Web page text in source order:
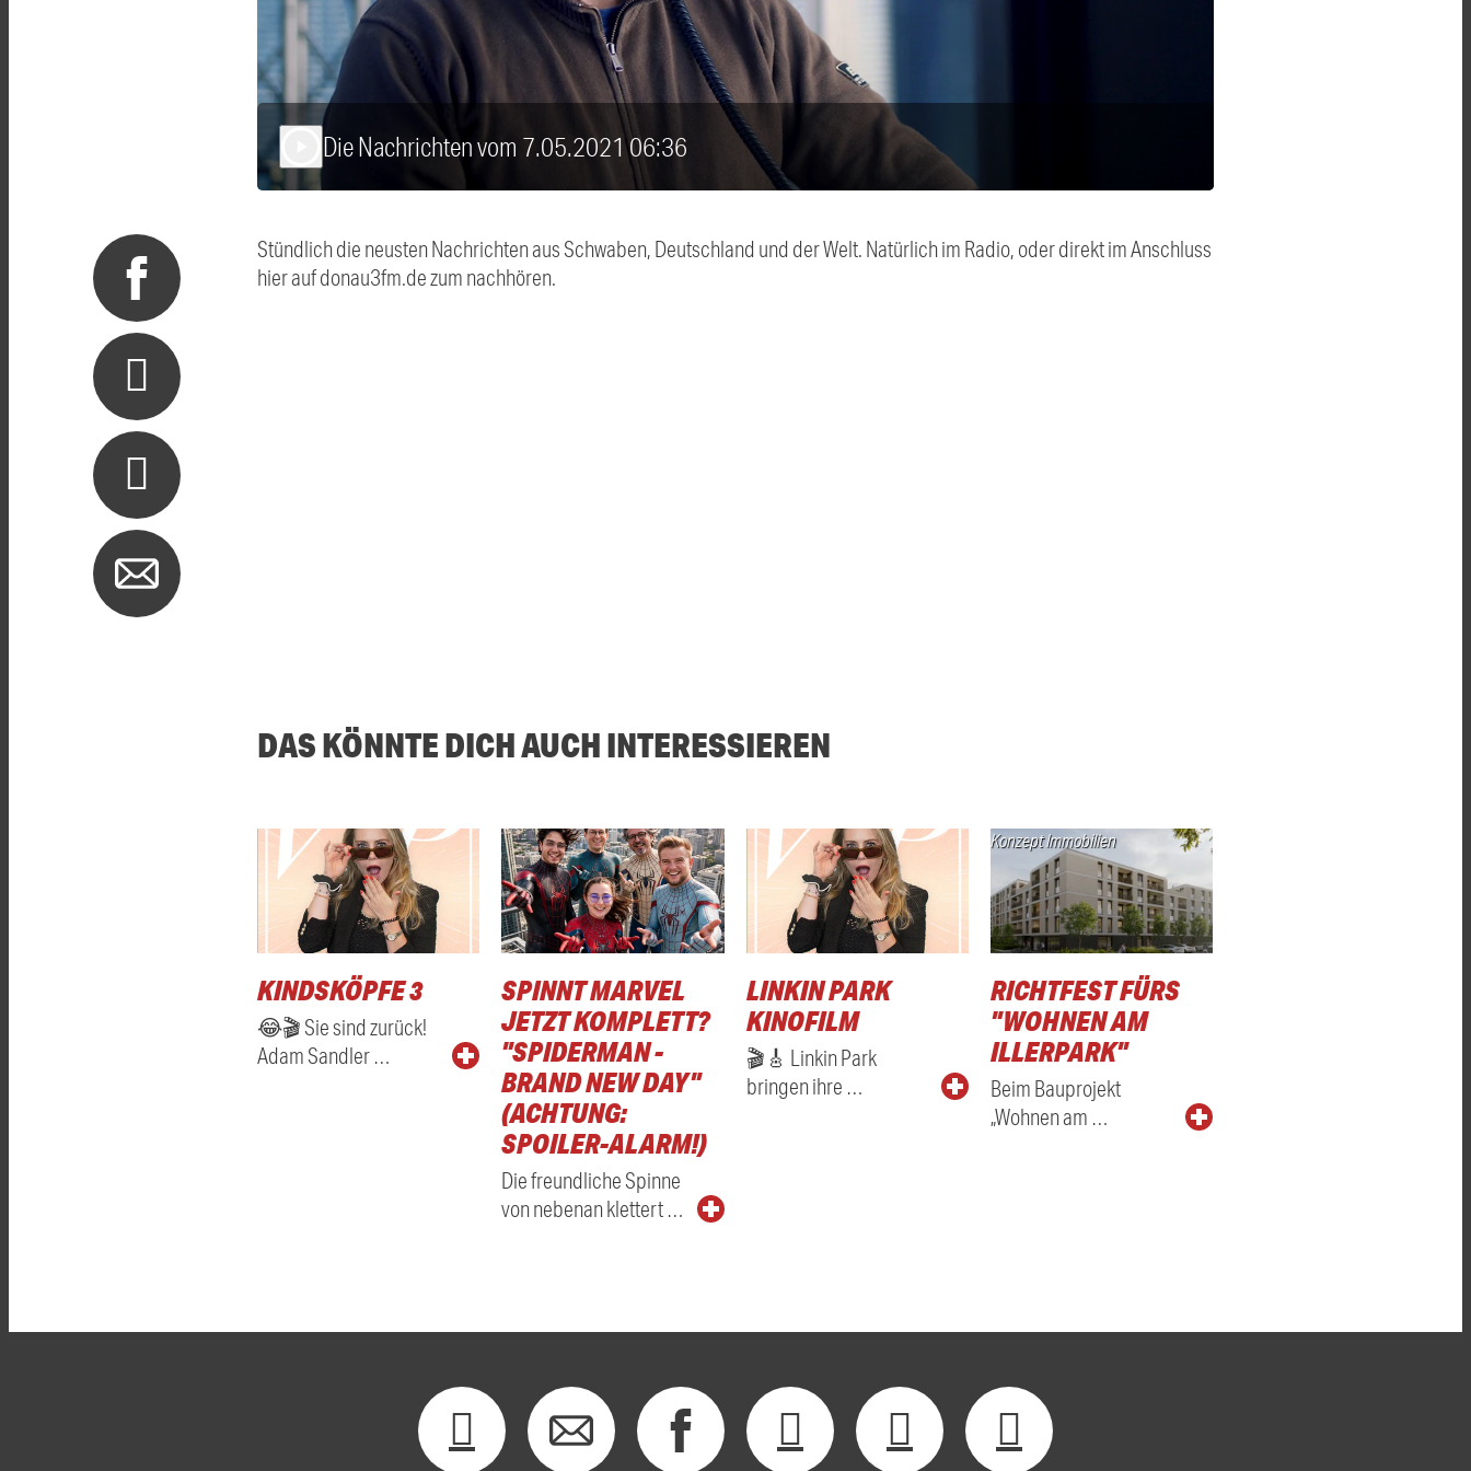
Die Nachrichten vom 7.05.2021 06:36
Stündlich die neusten Nachrichten aus Schwaben, Deutschland und der Welt. Natürlich im Radio, oder direkt im Anschluss
hier auf donau3fm.de zum nachhören.
DAS KÖNNTE DICH AUCH INTERESSIEREN
KINDSKÖPFE 3
😂🎬 Sie sind zurück!
Adam Sandler …
SPINNT MARVEL
JETZT KOMPLETT?
"SPIDERMAN -
BRAND NEW DAY"
(ACHTUNG:
SPOILER-ALARM!)
Die freundliche Spinne
von nebenan klettert …
LINKIN PARK
KINOFILM
🎬🎸 Linkin Park
bringen ihre …
Konzept Immobilien
RICHTFEST FÜRS
"WOHNEN AM
ILLERPARK"
Beim Bauprojekt
„Wohnen am …